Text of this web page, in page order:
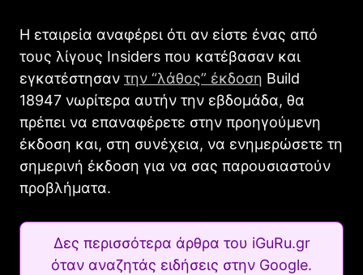
Η εταιρεία αναφέρει ότι αν είστε ένας από
τους λίγους Insiders που κατέβασαν και
εγκατέστησαν την “λάθος” έκδοση Build
18947 νωρίτερα αυτήν την εβδομάδα, θα
πρέπει να επαναφέρετε στην προηγούμενη
έκδοση και, στη συνέχεια, να ενημερώσετε τη
σημερινή έκδοση για να σας παρουσιαστούν
προβλήματα.
Δες περισσότερα άρθρα του iGuRu.gr
όταν αναζητάς ειδήσεις στην Google.